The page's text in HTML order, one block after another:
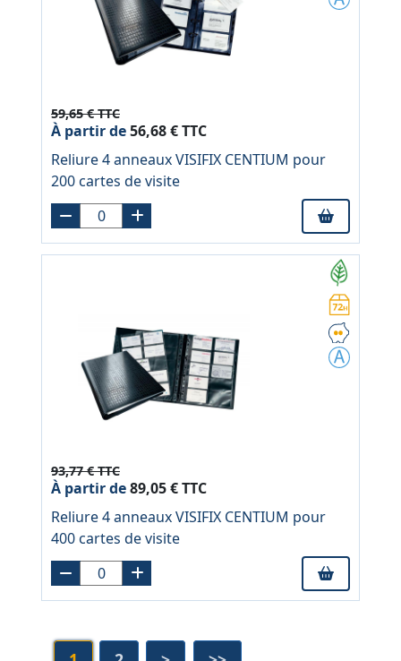
59,65 € TTC
À partir de56,68 € TTC
Reliure 4 anneaux VISIFIX CENTIUM pour
200 cartes de visite
93,77 € TTC
À partir de89,05 € TTC
Reliure 4 anneaux VISIFIX CENTIUM pour
400 cartes de visite